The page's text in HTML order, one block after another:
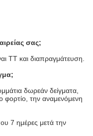
σας;
TT και διαπραγμάτευση.
δωρεάν δείγματα,
φορτίο, την αναμενόμενη
7 ημέρες μετά την